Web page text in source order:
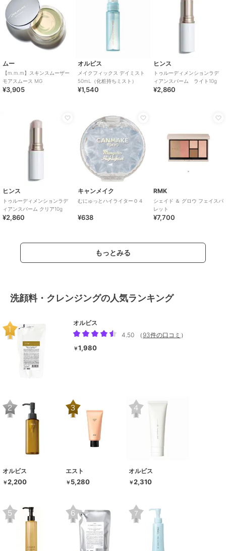
ムー
【m.m.m】スキンスムーザー
モアスムース MG
¥3,905
オルビス
メイクフィックス デイミスト
50mL（化粧持ちミスト）
¥1,540
ヒンス
トゥルーディメンションラデ
ィアンスバーム ライト10g
¥2,860
ヒンス
トゥルーディメンションラデ
ィアンスバーム クリア10g
¥2,860
キャンメイク
むにゅっとハイライター０４
¥638
RMK
シェイド ＆ グロウ フェイスパ
レット
¥7,700
もっとみる
洗顔料・クレンジングの人気ランキング
オルビス
4.50
（ 93件の口コミ ）
￥1,980
オルビス
￥2,200
エスト
￥ 5,280
オルビス
￥2,310